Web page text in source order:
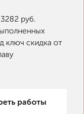
руб.
ключ скидка от
работы